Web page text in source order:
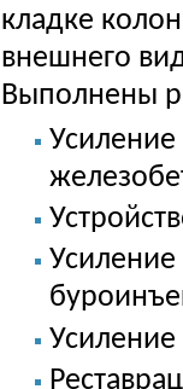
кладке
внешнего
Выполнены